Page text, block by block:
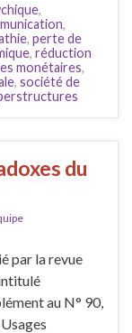
,
,
, perte de
, réduction
monétaires,
, société de
du
par la revue
au N° 90,